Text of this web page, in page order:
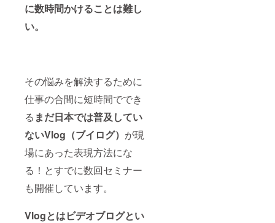
に数時間かけることは難し
い。
その悩みを解決するために
仕事の合間に短時間ででき
る まだ日本では普及してい
ないVlog（ブイログ） が現
場にあった表現方法にな
る！とすでに数回セミナー
も開催しています。
Vlogとはビデオブログとい